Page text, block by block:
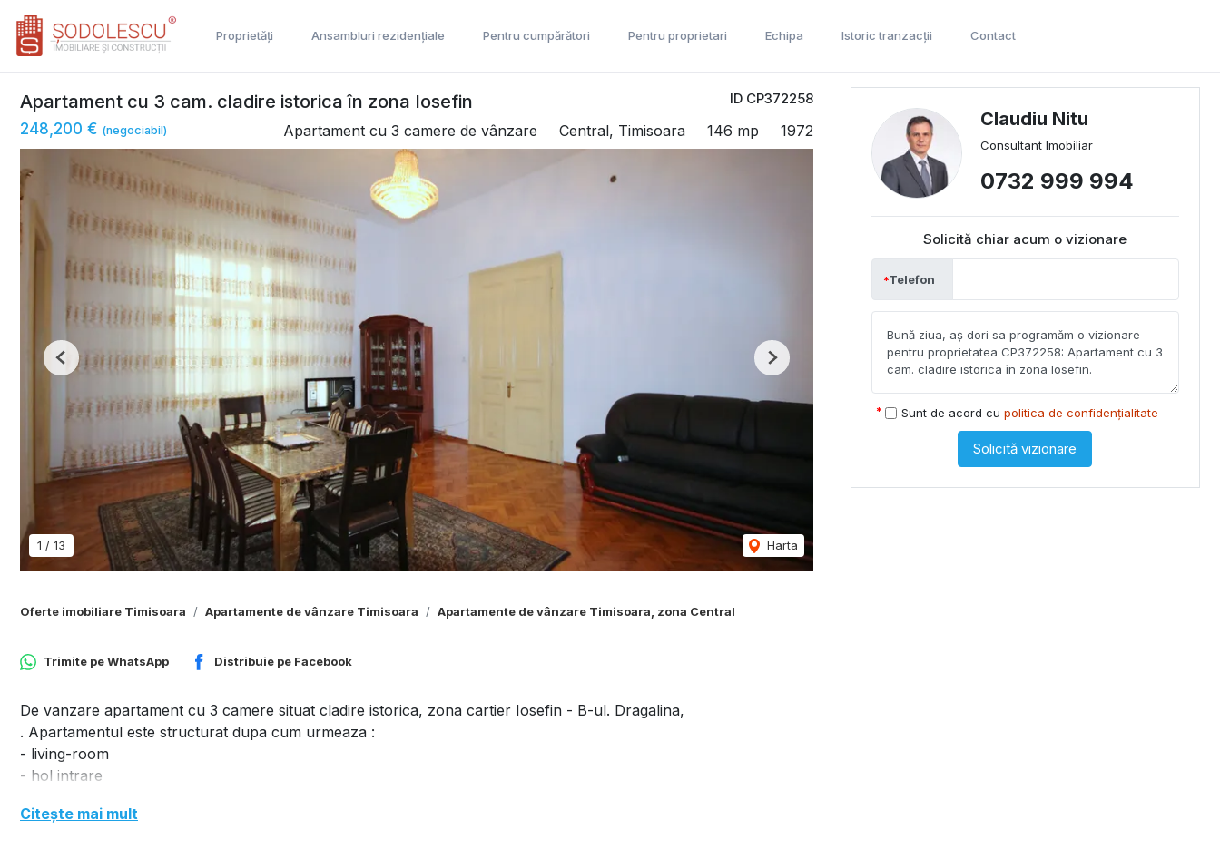
Proprietăți Ansambluri rezidențiale Pentru cumpărători Pentru proprietari Echipa Istoric tranzacții Contact
ID CP372258
Apartament cu 3 cam. cladire istorica în zona Iosefin
248,200 € (negociabil) Apartament cu 3 camere de vânzare Central, Timisoara 146 mp 1972
1 / 13 Harta
Previous Next
Oferte imobiliare Timisoara Apartamente de vânzare Timisoara Apartamente de vânzare Timisoara, zona Central
Trimite peWhatsApp Distribuie pe Facebook
De vanzare apartament cu 3 camere situat cladire istorica, zona cartier Iosefin - B-ul. Dragalina,
. Apartamentul este structurat dupa cum urmeaza :
- living-room
- hol intrare
- 2 dormitoare
Citește mai mult
Claudiu Nitu
Consultant Imobiliar
0732 999 994
Solicită chiar acum o vizionare
Telefon
Sunt de acord cu politica de confidențialitate
Solicită vizionare